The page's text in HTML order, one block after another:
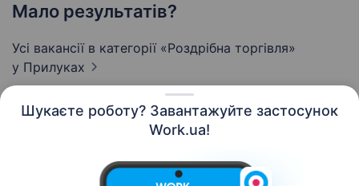
Шукаєте роботу? Завантажуйте застосунок
Work.ua!
Мало результатів?
Усі вакансії в категорії «Роздрібна торгівля»
у Прилуках